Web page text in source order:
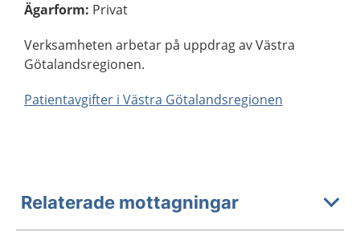
Ägarform: Privat
Verksamheten arbetar på uppdrag av Västra
Götalandsregionen.
Patientavgifter i Västra Götalandsregionen
Relaterade mottagningar